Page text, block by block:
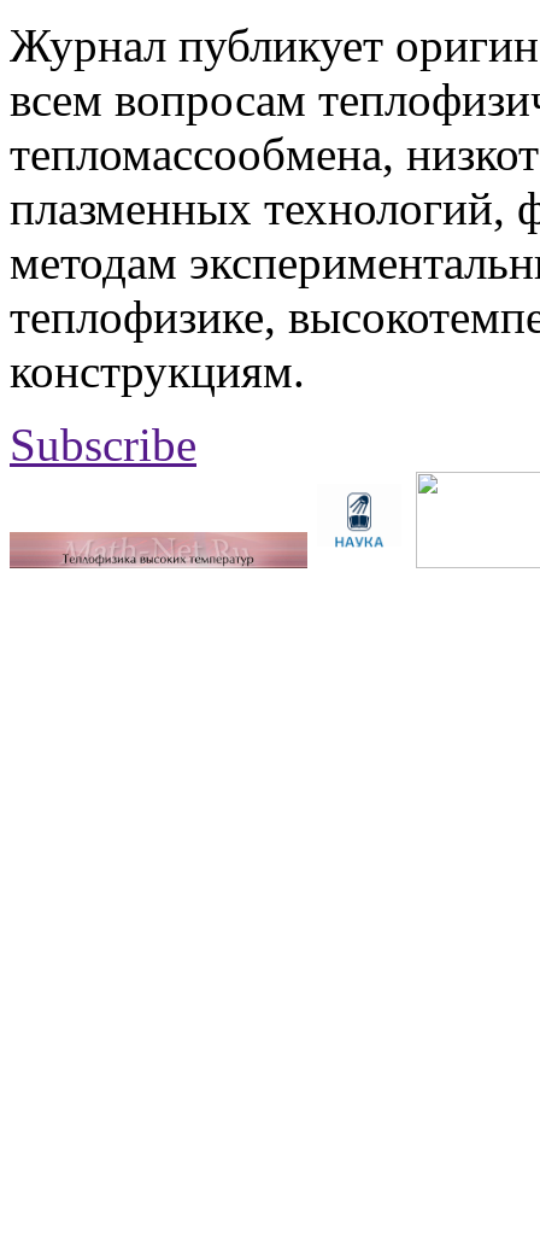
Журнал публикует
всем вопросам
тепломассообмена,
плазменных технологий,
методам
теплофизике,
конструкциям.
Subscribe